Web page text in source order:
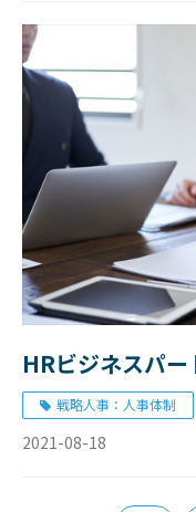
HRビジネスパ
戦略人事：人事体制
2021-08-18